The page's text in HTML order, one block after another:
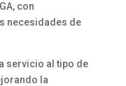
con
necesidades de
servicio al tipo de
la